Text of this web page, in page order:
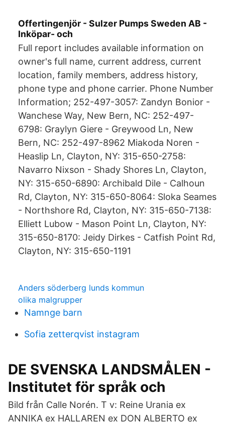
Offertingenjör - Sulzer Pumps Sweden AB -
Inköpar- och
Full report includes available information on
owner's full name, current address, current
location, family members, address history,
phone type and phone carrier. Phone Number
Information; 252-497-3057: Zandyn Bonior -
Wanchese Way, New Bern, NC: 252-497-
6798: Graylyn Giere - Greywood Ln, New
Bern, NC: 252-497-8962 Miakoda Noren -
Heaslip Ln, Clayton, NY: 315-650-2758:
Navarro Nixson - Shady Shores Ln, Clayton,
NY: 315-650-6890: Archibald Dile - Calhoun
Rd, Clayton, NY: 315-650-8064: Sloka Seames
- Northshore Rd, Clayton, NY: 315-650-7138:
Elliett Lubow - Mason Point Ln, Clayton, NY:
315-650-8170: Jeidy Dirkes - Catfish Point Rd,
Clayton, NY: 315-650-1191
Anders söderberg lunds kommun
olika malgrupper
Namnge barn
Sofia zetterqvist instagram
DE SVENSKA LANDSMÅLEN -
Institutet för språk och
Bild från Calle Norén. T v: Reine Urania ex
ANNIKA ex HALLAREN ex DON ALBERTO ex